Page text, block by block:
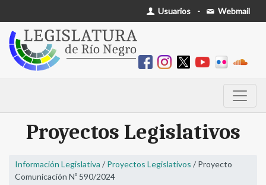
Usuarios - Webmail
Proyectos Legislativos
Información Legislativa / Proyectos Legislativos / Proyecto
Comunicación Nº 590/2024